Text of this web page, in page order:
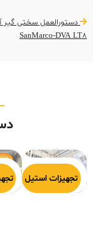
دستورالعمل سختی گیر
SanMarco-DVA LT8
پخت
تجهیزات استیل